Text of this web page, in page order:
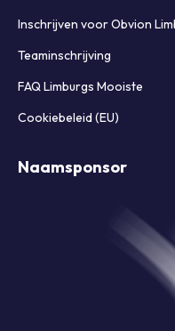
Inschrijven voor Obvion
Teaminschrijving
FAQ Limburgs Mooiste
Cookiebeleid (EU)
Naamsponsor